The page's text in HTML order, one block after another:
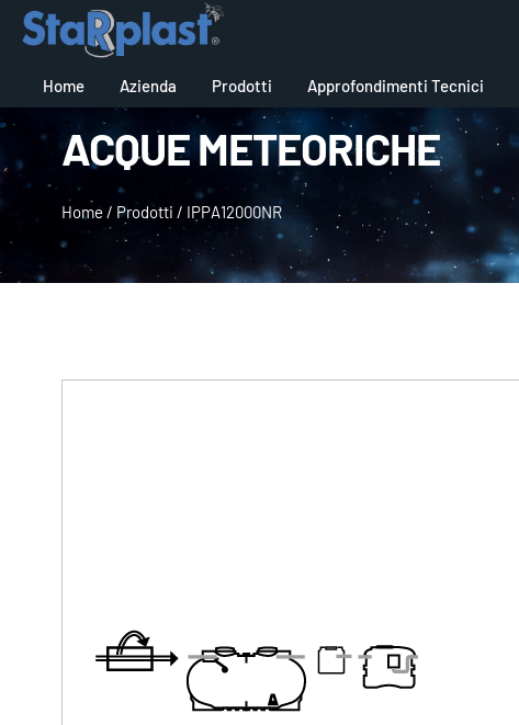
Home Azienda Prodotti Approfondimenti Tecnici
ACQUE METEORICHE
Home / Prodotti / IPPA12000NR